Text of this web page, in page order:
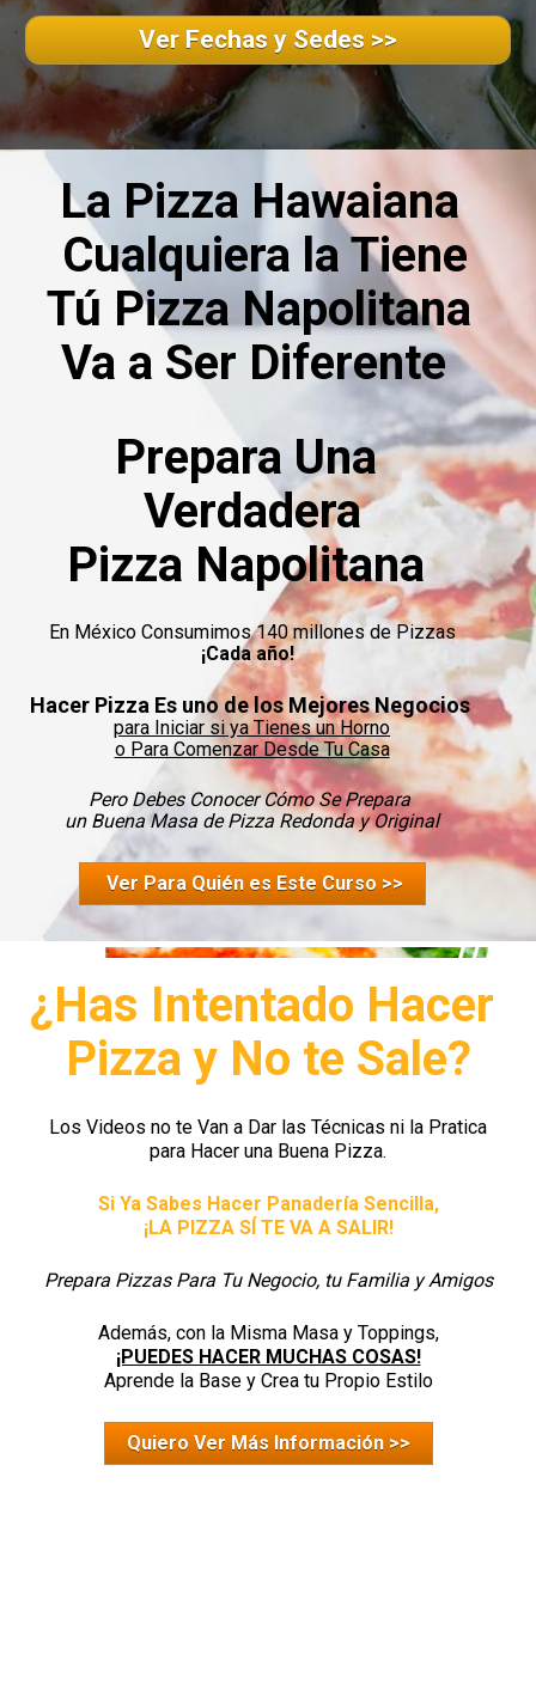
Ver Fechas y Sedes >>
La Pizza Hawaiana
Cualquiera la Tiene
Tú Pizza Napolitana
Va a Ser Diferente
Prepara Una
Verdadera
Pizza Napolitana
En México Consumimos 140 millones de Pizzas
¡Cada año!
Hacer Pizza Es uno de los Mejores Negocios
para Iniciar si ya Tienes un Horno
o Para Comenzar Desde Tu Casa
Pero Debes Conocer Cómo Se Prepara
un Buena Masa de Pizza Redonda y Original
Ver Para Quién es Este Curso >>
¿Has Intentado Hacer
Pizza y No te Sale?
Los Videos no te Van a Dar las Técnicas ni la Pratica
para Hacer una Buena Pizza.
Si Ya Sabes Hacer Panadería Sencilla,
¡LA PIZZA SÍ TE VA A SALIR!
Prepara Pizzas Para Tu Negocio, tu Familia y Amigos
Además, con la Misma Masa y Toppings,
¡PUEDES HACER MUCHAS COSAS!
Aprende la Base y Crea tu Propio Estilo
Quiero Ver Más Información >>